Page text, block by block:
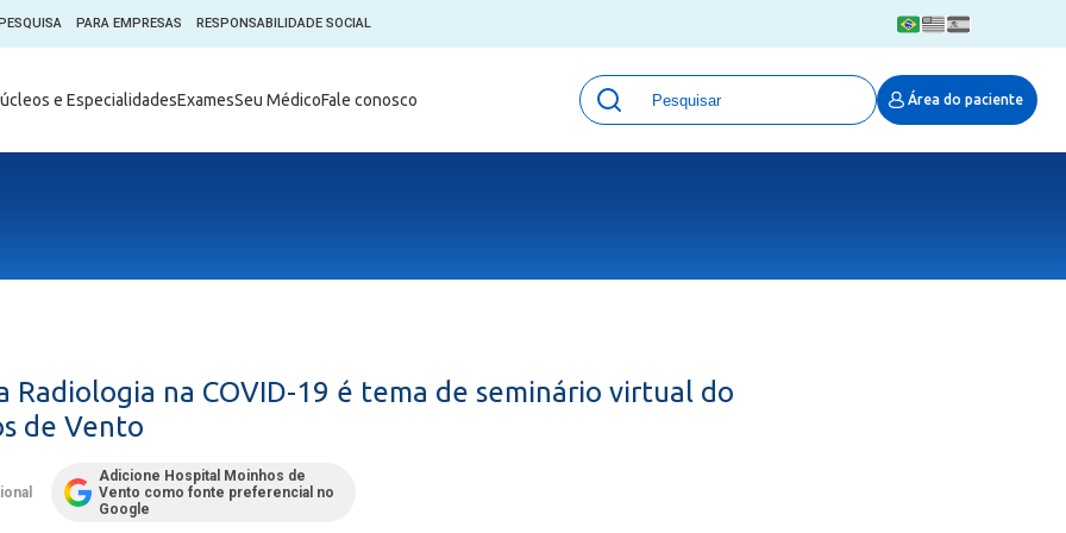
PARA EMPRESAS RESPONSABILIDADE SOCIAL
e EspecialidadesExamesSeu MédicoFale conosco Área do paciente
em Pesquisa (CEP)
Prática Clínica
Hospital do Coração Moinhos
Horários de visita no Hospital Moinhos
Notícias
Pastoral
Publicações
Unidades
Qualidade e Segurança em saúde
MOVE ARO
Radiologia na COVID-19 é tema de seminário virtual do
de Vento
Adicione Hospital Moinhos de
Vento como fonte preferencial no
Google